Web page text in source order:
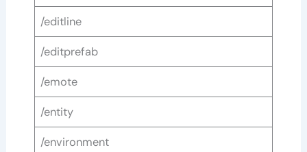
/editline
/editprefab
/emote
/entity
/environment